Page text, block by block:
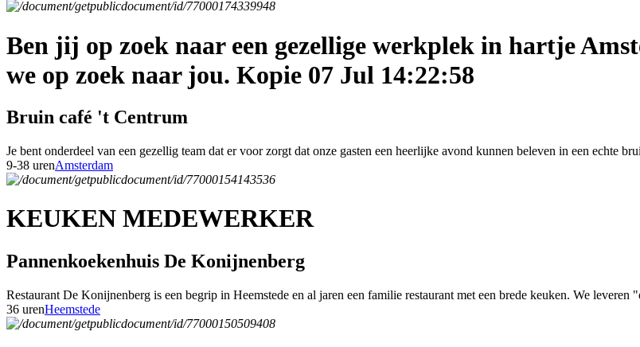
Ben jij op zoek naar een gezellige werkplek in hartje
we op zoek naar jou. Kopie 07 Jul 14:22:58
Bruin café 't Centrum
Je bent onderdeel van een gezellig team dat er voor zorgt dat onze gasten een heerlijke avond kunnen beleven in een echte
9-38 urenAmsterdam
KEUKEN MEDEWERKER
Pannenkoekenhuis De Konijnenberg
Restaurant De Konijnenberg is een begrip in Heemstede en al jaren een familie restaurant met een brede keuken. We
36 urenHeemstede